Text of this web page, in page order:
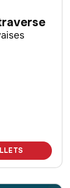
ENT'2 CHAISES -
DES